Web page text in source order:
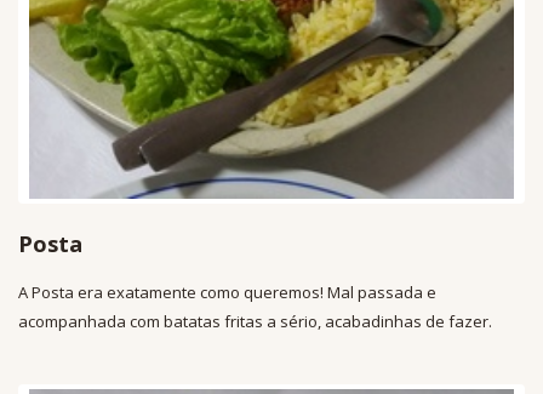
Posta
A Posta era exatamente como queremos! Mal passada e
acompanhada com batatas fritas a sério, acabadinhas de fazer.